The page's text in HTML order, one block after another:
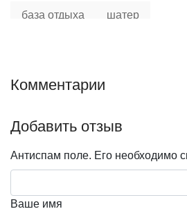
база отдыха
шатер
Событие
выпускной деловая встреча
корпоратив детский день
Комментарии
Добавить отзыв
Антиспам поле. Его необходимо
Ваше имя